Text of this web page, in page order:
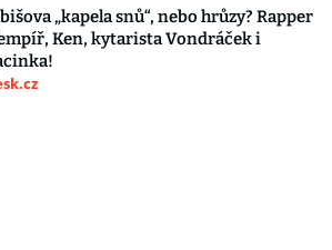
„kapela snů“, nebo hrůzy? Rapper
Ken, kytarista Vondráček i